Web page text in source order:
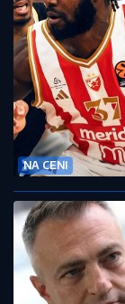
NA CENI